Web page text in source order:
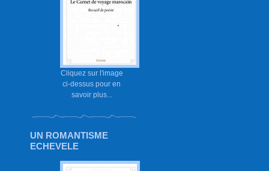
Cliquez sur l'image
ci-dessus pour en
savoir plus...
UN ROMANTISME
ECHEVELE